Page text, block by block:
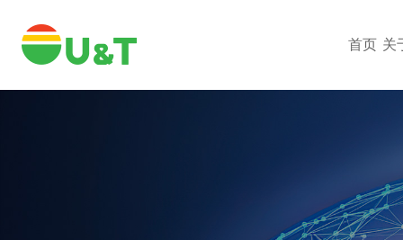
首页 关